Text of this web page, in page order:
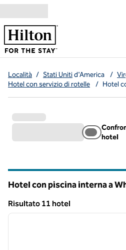
Vai al contenuto
Località / Stati Unitid'America /
Hotel con servizio di rotelle
/ Hotel
hotel
Hotel con piscina interna a
Risultato 11 hotel
Risultato 11 hotel
1 di 12